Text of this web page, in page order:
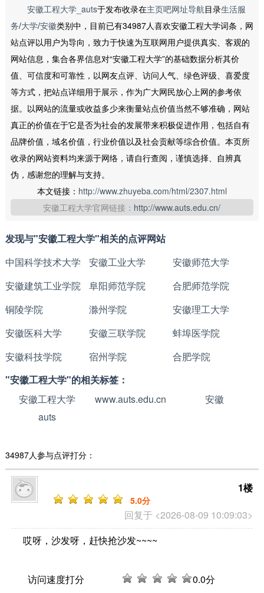
安徽工程大学_auts于发布收录在主页吧网址导航目录生活服
务/大学/安徽类别中，目前已有34987人喜欢安徽工程大学词条，网
站点评以用户为导向，致力于快速为互联网用户提供真实、客观的
网站信息，集合各界信息对“安徽工程大学”的基础数据分析其价
值、可信度和可靠性，以网友点评、访问人气、绿色评级、喜爱度
等方式，把站点详细用于展示，作为广大网民放心上网的参考依
据。以网站的流量或收益多少来衡量站点价值当然不够准确，网站
真正的价值在于它是否为社会的发展带来积极促进作用，包括自有
品牌价值，域名价值，行业价值以及社会贡献等综合价值。本页所
收录的网站资料均来源于网络，请自行查阅，谨慎选择、自辨真
伪，感谢您的理解与支持。
本文链接： http://www.zhuyeba.com/html/2307.html
安徽工程大学官网链接： http://www.auts.edu.cn/
发现与"安徽工程大学"相关的点评网站
中国科学技术大学
安徽工业大学
安徽师范大学
安徽建筑工业学院
阜阳师范学院
合肥师范学院
铜陵学院
滁州学院
安徽理工大学
安徽医科大学
安徽三联学院
蚌埠医学院
安徽科技学院
宿州学院
合肥学院
"安徽工程大学"的相关标签：
安徽工程大学
www.auts.edu.cn
安徽
auts
34987人参与点评打分：
回复于 <2026-08-09 10:09:03>
1楼
5.0分
哎呀，沙发呀，赶快抢沙发~~~~
访问速度打分 0.0分